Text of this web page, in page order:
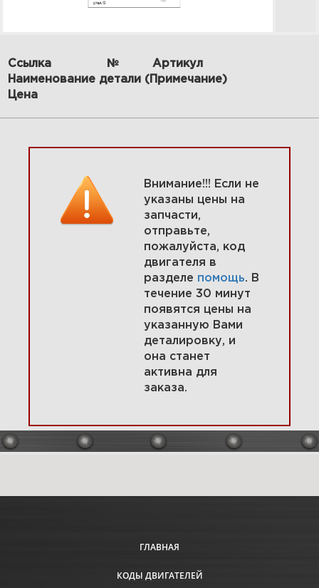
14Топливная система 295440-
Увеличить
295440-0158-G1
Ссылка №
Артикул
Наименование детали (Примечание)
Цена
Внимание!!! Если не
указаны цены на
запчасти,
отправьте,
пожалуйста, код
двигателя в
разделе помощь. В
течение 30 минут
появятся цены на
указанную Вами
деталировку, и
она станет
активна для
заказа.
ГЛАВНАЯ
КОДЫ ДВИГАТЕЛЕЙ